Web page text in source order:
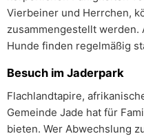
Vierbeiner und Herrchen,
zusammengestellt
Hunde finden regelmäßig
Besuch im Jaderpark
Flachlandtapire,
Gemeinde Jade hat für
bieten. Wer Abwechslung